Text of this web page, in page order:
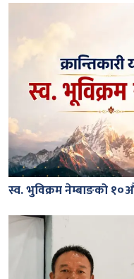
स्व. भुविक्रम नेम्बाङको